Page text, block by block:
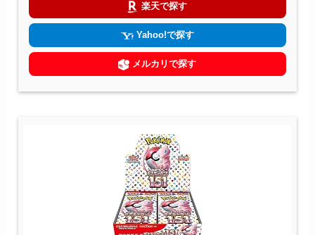
楽天で探す
Yahoo!で探す
メルカリで探す